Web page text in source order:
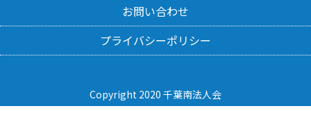
お問い合わせ
プライバシーポリシー
Copyright 2020 千葉南法人会